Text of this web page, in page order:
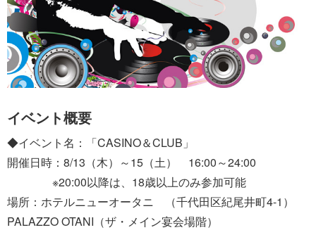
イベント概要
◆イベント名：「CASINO＆CLUB」
開催日時：8/13（木）～15（土） 16:00～24:00
※20:00以降は、18歳以上のみ参加可能
場所：ホテルニューオータニ （千代田区紀尾井町4-1）
PALAZZO OTANI（ザ・メイン宴会場階）